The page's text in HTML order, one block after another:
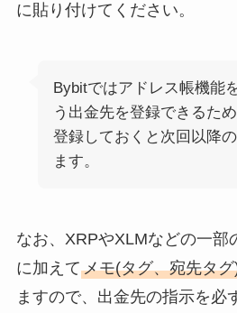
に貼り付けてください。
Bybitではアドレス帳機能
う出金先を登録できるた
登録しておくと次回以降
ます。
なお、XRPやXLMなどの一部
に加えてメモ(タグ、宛先タ
ますので、出金先の指示を必